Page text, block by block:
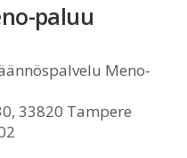
paluu
Meno-
33820 Tampere